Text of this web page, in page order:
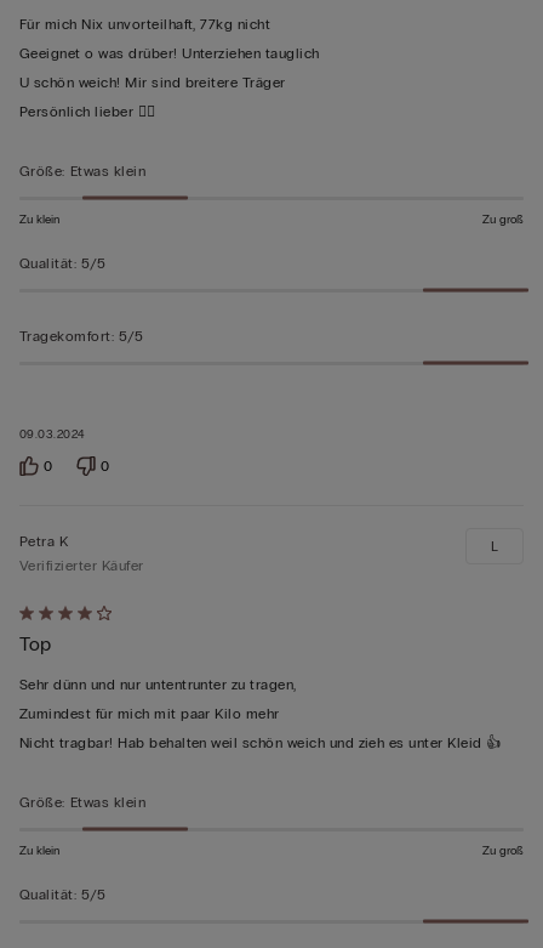
von
5
bewertet
09.03.2024
Für mich Nix unvorteilhaft, 77kg nicht
Geeignet o was drüber! Unterziehen tauglich
U schön weich! Mir sind breitere Träger
Persönlich lieber 🙋‍♀️
Größe: Etwas klein
Zu klein Zu groß
Qualität: 5/5
Tragekomfort: 5/5
0 0
Mit
4
von
5
bewertet
Petra K
Verifizierter Käufer
Top
Sehr dünn und nur untentrunter zu tragen,
Zumindest für mich mit paar Kilo mehr
Nicht tragbar! Hab behalten weil schön weich und zieh es unter Kleid 👍
L
Größe: Etwas klein
Zu klein Zu groß
Qualität: 5/5